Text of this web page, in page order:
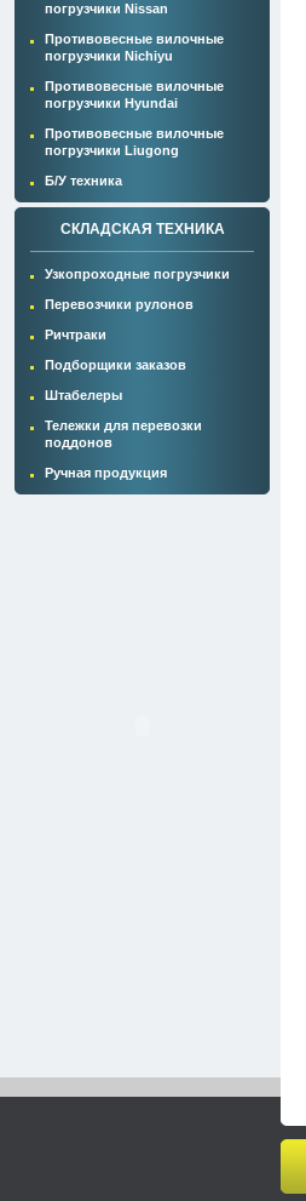
погрузчики Nissan
Противовесные вилочные
погрузчики Nichiyu
Противовесные вилочные
погрузчики Hyundai
Противовесные вилочные
погрузчики Liugong
Б/У техника
СКЛАДСКАЯ ТЕХНИКА
Узкопроходные погрузчики
Перевозчики рулонов
Ричтраки
Подборщики заказов
Штабелеры
Тележки для перевозки
поддонов
Ручная продукция